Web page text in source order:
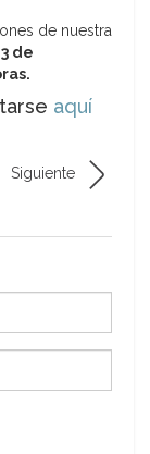
de nuestra
de
aquí
Siguiente